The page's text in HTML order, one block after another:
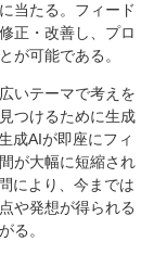
当たる。フィード
正・改善し、プロ
が可能である。
いテーマで考えを
つけるために生成
成AIが即座にフィ
が大幅に短縮され
により、今までは
や発想が得られる
る。